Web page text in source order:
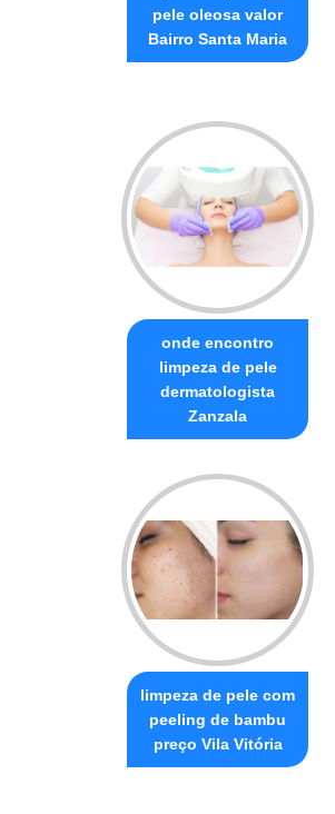
pele oleosa valor
Bairro Santa Maria
onde encontro
limpeza de pele
dermatologista
Zanzala
limpeza de pele com
peeling de bambu
preço Vila Vitória